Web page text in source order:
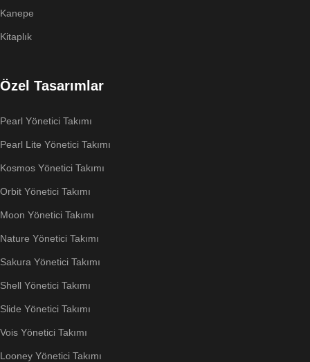
Kanepe
Kitaplık
Özel Tasarımlar
Pearl Yönetici Takımı
Pearl Lite Yönetici Takımı
Kosmos Yönetici Takımı
Orbit Yönetici Takımı
Moon Yönetici Takımı
Nature Yönetici Takımı
Sakura Yönetici Takımı
Shell Yönetici Takımı
Slide Yönetici Takımı
Vois Yönetici Takımı
Looney Yönetici Takımı